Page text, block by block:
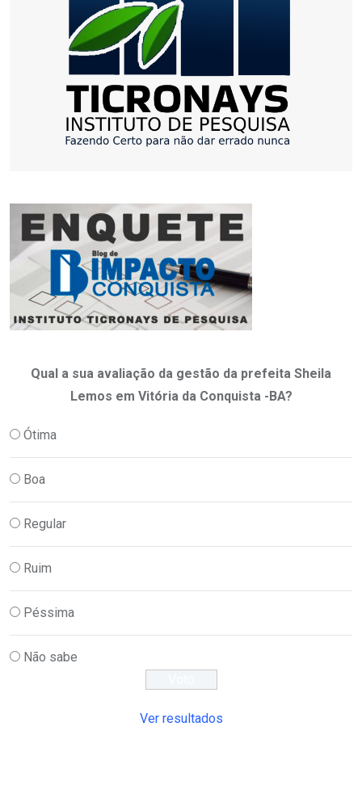
Qual a sua avaliação da gestão da prefeita Sheila
Lemos em Vitória da Conquista -BA?
Ótima
Boa
Regular
Ruim
Péssima
Não sabe
Ver resultados